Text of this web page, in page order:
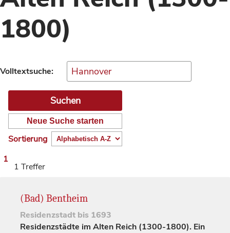
1800)
Volltextsuche:
Neue Suche starten
Sortierung
1
1 Treffer
(Bad) Bentheim
Residenzstadt bis 1693
Residenzstädte im Alten Reich (1300-1800). Ein